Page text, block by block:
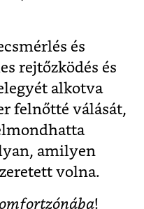
és
rejtőzködés és
alkotva
felnőtté válását,
amilyen
volna.
!